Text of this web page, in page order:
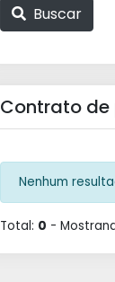
Buscar
Contrato
Nenhum
Total: 0 -